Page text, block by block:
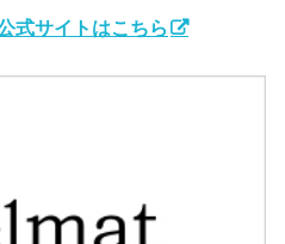
式サイトはこちら